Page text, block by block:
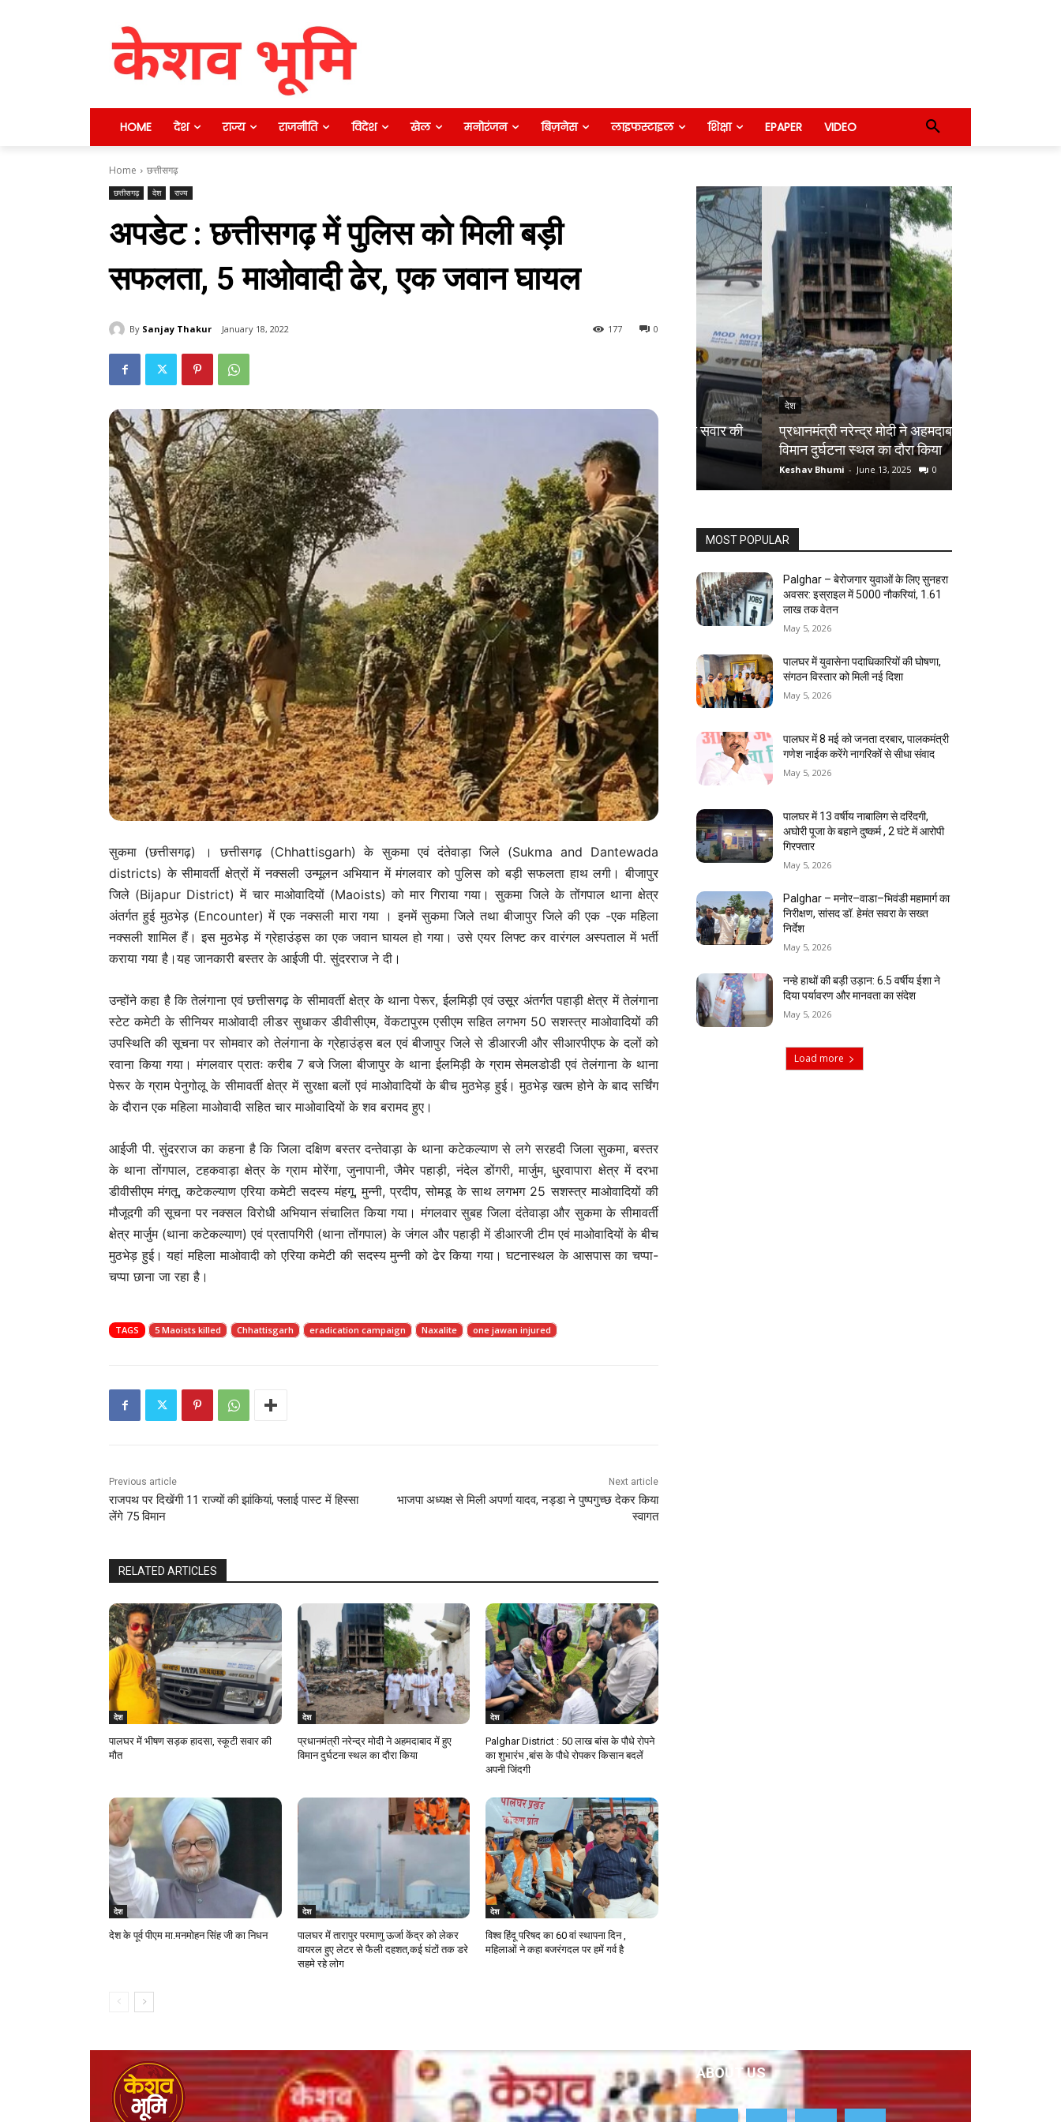
HOME देश राज्य राजनीति विदेश खेल मनोरंजन बिज़नेस लाइफस्टाइल शिक्षा EPAPER VIDEO
Home छत्तीसगढ़
छत्तीसगढ़ देश राज्य
अपडेट : छत्तीसगढ़ में पुलिस को मिली बड़ी
सफलता, 5 माओवादी ढेर, एक जवान घायल
By Sanjay Thakur January 18, 2022 0
177
सुकमा (छत्तीसगढ़) । छत्तीसगढ़ (Chhattisgarh) के सुकमा एवं दंतेवाड़ा जिले (Sukma and Dantewada
districts) के सीमावर्ती क्षेत्रों में नक्सली उन्मूलन अभियान में मंगलवार को पुलिस को बड़ी सफलता हाथ लगी। बीजापुर
जिले (Bijapur District) में चार माओवादियों (Maoists) को मार गिराया गया। सुकमा जिले के तोंगपाल थाना क्षेत्र
अंतर्गत हुई मुठभेड़ (Encounter) में एक नक्सली मारा गया । इनमें सुकमा जिले तथा बीजापुर जिले की एक -एक महिला
नक्सली शामिल हैं। इस मुठभेड़ में ग्रेहाउंड्स का एक जवान घायल हो गया। उसे एयर लिफ्ट कर वारंगल अस्पताल में भर्ती
कराया गया है।यह जानकारी बस्तर के आईजी पी. सुंदरराज ने दी।
उन्होंने कहा है कि तेलंगाना एवं छत्तीसगढ़ के सीमावर्ती क्षेत्र के थाना पेरूर, ईलमिड़ी एवं उसूर अंतर्गत पहाड़ी क्षेत्र में तेलंगाना
स्टेट कमेटी के सीनियर माओवादी लीडर सुधाकर डीवीसीएम, वेंकटापुरम एसीएम सहित लगभग 50 सशस्त्र माओवादियों की
उपस्थिति की सूचना पर सोमवार को तेलंगाना के ग्रेहाउंड्स बल एवं बीजापुर जिले से डीआरजी और सीआरपीएफ के दलों को
रवाना किया गया। मंगलवार प्रातः करीब 7 बजे जिला बीजापुर के थाना ईलमिड़ी के ग्राम सेमलडोडी एवं तेलंगाना के थाना
पेरूर के ग्राम पेनुगोलू के सीमावर्ती क्षेत्र में सुरक्षा बलों एवं माओवादियों के बीच मुठभेड़ हुई। मुठभेड़ खत्म होने के बाद सर्चिंग
के दौरान एक महिला माओवादी सहित चार माओवादियों के शव बरामद हुए।
आईजी पी. सुंदरराज का कहना है कि जिला दक्षिण बस्तर दन्तेवाड़ा के थाना कटेकल्याण से लगे सरहदी जिला सुकमा, बस्तर
के थाना तोंगपाल, टहकवाड़ा क्षेत्र के ग्राम मोरेंगा, जुनापानी, जैमेर पहाड़ी, नंदेल डोंगरी, मार्जुम, धु्रवापारा क्षेत्र में दरभा
डीवीसीएम मंगतू, कटेकल्याण एरिया कमेटी सदस्य मंहगू, मुन्नी, प्रदीप, सोमडू के साथ लगभग 25 सशस्त्र माओवादियों की
मौजूदगी की सूचना पर नक्सल विरोधी अभियान संचालित किया गया। मंगलवार सुबह जिला दंतेवाड़ा और सुकमा के सीमावर्ती
क्षेत्र मार्जुम (थाना कटेकल्याण) एवं प्रतापगिरी (थाना तोंगपाल) के जंगल और पहाड़ी में डीआरजी टीम एवं माओवादियों के बीच
मुठभेड़ हुई। यहां महिला माओवादी को एरिया कमेटी की सदस्य मुन्नी को ढेर किया गया। घटनास्थल के आसपास का चप्पा-
चप्पा छाना जा रहा है।
TAGS 5 Maoists killed Chhattisgarh eradication campaign Naxalite one jawan injured
Previous article
राजपथ पर दिखेंगी 11 राज्यों की झांकियां, फ्लाई पास्ट में हिस्सा
लेंगे 75 विमान
Next article
भाजपा अध्यक्ष से मिली अपर्णा यादव, नड्डा ने पुष्पगुच्छ देकर किया
स्वागत
RELATED ARTICLES
देश
पालघर में भीषण सड़क हादसा, स्कूटी सवार की
मौत
देश
प्रधानमंत्री नरेन्द्र मोदी ने अहमदाबाद में हुए
विमान दुर्घटना स्थल का दौरा किया
देश
Palghar District : 50 लाख बांस के पौधे रोपने
का शुभारंभ ,बांस के पौधे रोपकर किसान बदलें
अपनी जिंदगी
देश
देश के पूर्व पीएम मा.मनमोहन सिंह जी का निधन
देश
पालघर में तारापुर परमाणु ऊर्जा केंद्र को लेकर
वायरल हुए लेटर से फैली दहशत,कई घंटों तक डरे
सहमे रहे लोग
देश
विश्व हिंदू परिषद का 60 वां स्थापना दिन ,
महिलाओं ने कहा बजरंगदल पर हमें गर्व है
April 18, 2026 0
देश
प्रधानमंत्री नरेन्द्र मोदी ने अहमदाबाद में हुए
विमान दुर्घटना स्थल का दौरा किया
Keshav Bhumi - June 13, 2025 0
MOST POPULAR
Palghar – बेरोजगार युवाओं के लिए सुनहरा
अवसर: इस्राइल में 5000 नौकरियां, ₹1.61
लाख तक वेतन
May 5, 2026
पालघर में युवासेना पदाधिकारियों की घोषणा,
संगठन विस्तार को मिली नई दिशा
May 5, 2026
पालघर में 8 मई को जनता दरबार, पालकमंत्री
गणेश नाईक करेंगे नागरिकों से सीधा संवाद
May 5, 2026
पालघर में 13 वर्षीय नाबालिग से दरिंदगी,
अघोरी पूजा के बहाने दुष्कर्म , 2 घंटे में आरोपी
गिरफ्तार
May 5, 2026
Palghar – मनोर–वाडा–भिवंडी महामार्ग का
निरीक्षण, सांसद डॉ. हेमंत सवरा के सख्त
निर्देश
May 5, 2026
नन्हे हाथों की बड़ी उड़ान: 6.5 वर्षीय ईशा ने
दिया पर्यावरण और मानवता का संदेश
May 5, 2026
Load more
ABOUT US